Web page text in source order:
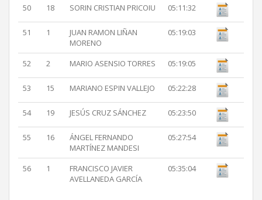
50 18 SORIN CRISTIAN PRICOIU 05:11:32
51 1
JUAN RAMON LIÑAN
MORENO
05:19:03
52 2 MARIO ASENSIO TORRES 05:19:05
53 15 MARIANO ESPIN VALLEJO 05:22:28
54 19 JESÚS CRUZ SÁNCHEZ 05:23:50
55 16
ÁNGEL FERNANDO
MARTÍNEZ MANDESI
05:27:54
56 1
FRANCISCO JAVIER
AVELLANEDA GARCÍA
05:35:04